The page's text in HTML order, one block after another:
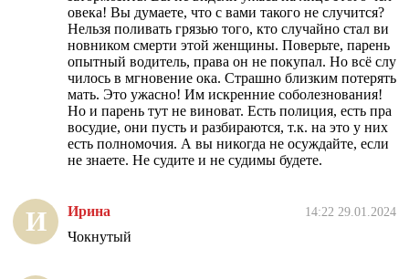
овека! Вы думаете, что с вами такого не случится?
Нельзя поливать грязью того, кто случайно стал ви
новником смерти этой женщины. Поверьте, парень
опытный водитель, права он не покупал. Но всё слу
чилось в мгновение ока. Страшно близким потерять
мать. Это ужасно! Им искренние соболезнования!
Но и парень тут не виноват. Есть полиция, есть пра
восудие, они пусть и разбираются, т.к. на это у них
есть полномочия. А вы никогда не осуждайте, если
не знаете. Не судите и не судимы будете.
И Ирина 14:22 29.01.2024
Чокнутый